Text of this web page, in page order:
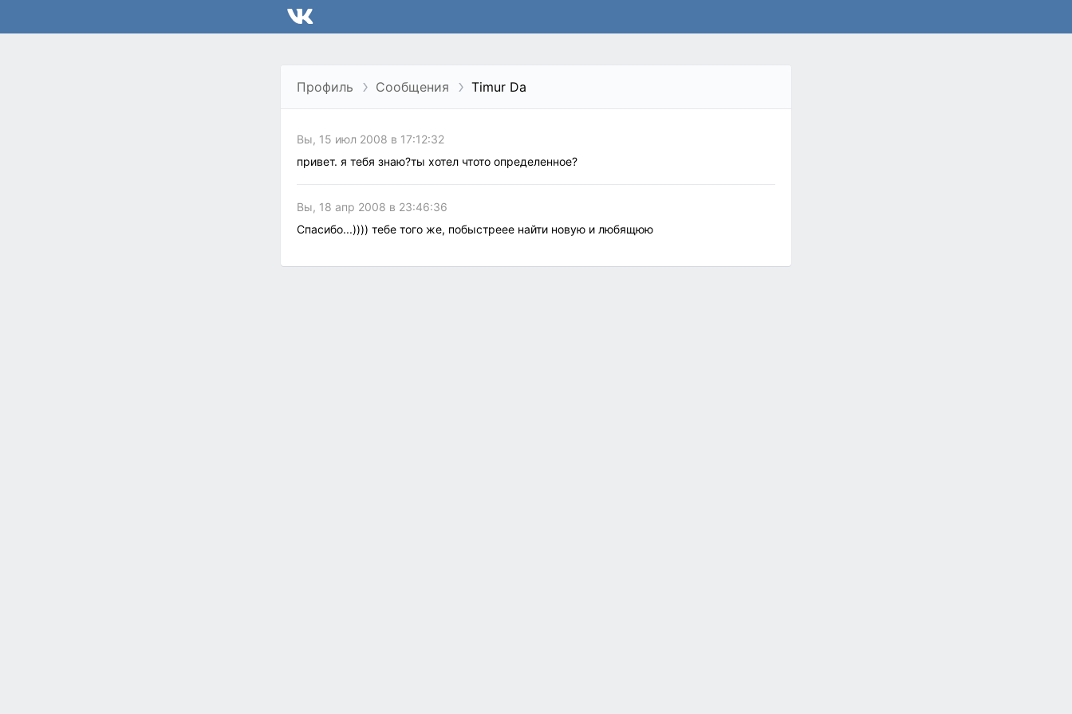
Профиль Сообщения Timur Da
Вы, 15 июл 2008 в 17:12:32
привет. я тебя знаю?ты хотел чтото определенное?
Вы, 18 апр 2008 в 23:46:36
Спасибо...)))) тебе того же, побыстреее найти новую и любящюю